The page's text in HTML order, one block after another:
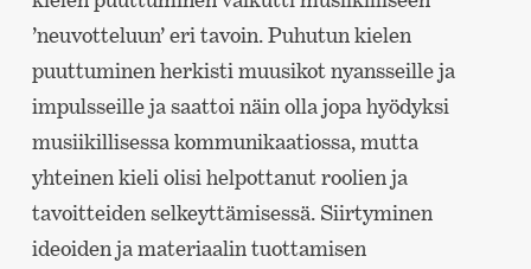
’neuvotteluun’ eri tavoin. Puhutun kielen
puuttuminen herkisti muusikot nyansseille ja
impulsseille ja saattoi näin olla jopa hyödyksi
musiikillisessa kommunikaatiossa, mutta
yhteinen kieli olisi helpottanut roolien ja
tavoitteiden selkeyttämisessä. Siirtyminen
ideoiden ja materiaalin tuottamisen